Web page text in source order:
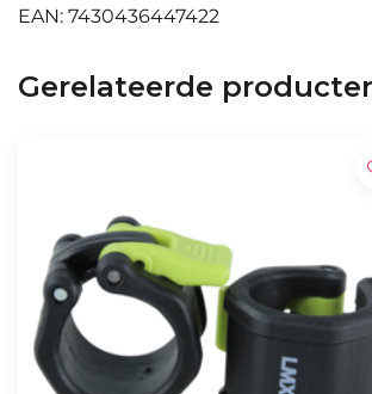
EAN: 7430436447422
Gerelateerde